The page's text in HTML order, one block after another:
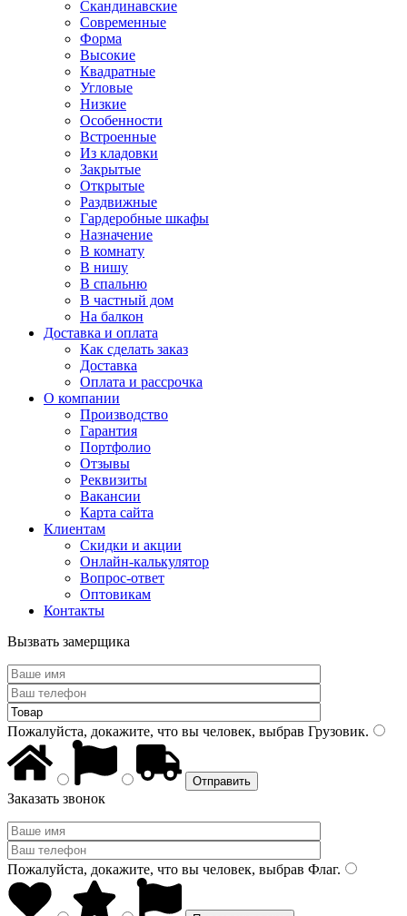
Скандинавские
Современные
Форма
Высокие
Квадратные
Угловые
Низкие
Особенности
Встроенные
Из кладовки
Закрытые
Открытые
Раздвижные
Гардеробные шкафы
Назначение
В комнату
В нишу
В спальню
В частный дом
На балкон
Доставка и оплата
Как сделать заказ
Доставка
Оплата и рассрочка
О компании
Производство
Гарантия
Портфолио
Отзывы
Реквизиты
Вакансии
Карта сайта
Клиентам
Скидки и акции
Онлайн-калькулятор
Вопрос-ответ
Оптовикам
Контакты
Вызвать замерщика
Пожалуйста, докажите, что вы человек, выбрав Грузовик.
Заказать звонок
Пожалуйста, докажите, что вы человек, выбрав Флаг.